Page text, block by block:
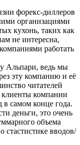
форекс-диллеров
организациями
кухонь, таких как
не интересна,
работать
у Альпари, ведь мы
эту компанию и её
читателей
компании
самом конце года.
деньги, это очень
объема
вводов/